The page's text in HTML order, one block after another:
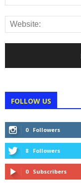
FOLLOW US
0 Followers
8 Followers
0 Subscribers